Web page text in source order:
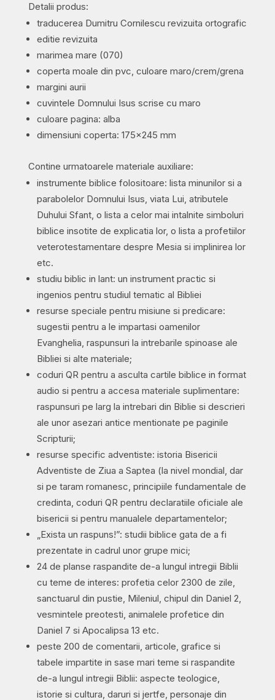
Detalii produs:
traducerea Dumitru Cornilescu revizuita ortografic
editie revizuita
marimea mare (070)
coperta moale din pvc, culoare maro/crem/grena
margini aurii
cuvintele Domnului Isus scrise cu maro
culoare pagina: alba
dimensiuni coperta: 175×245 mm
Contine urmatoarele materiale auxiliare:
instrumente biblice folositoare: lista minunilor si a
parabolelor Domnului Isus, viata Lui, atributele
Duhului Sfant, o lista a celor mai intalnite simboluri
biblice insotite de explicatia lor, o lista a profetiilor
veterotestamentare despre Mesia si implinirea lor
etc.
studiu biblic in lant: un instrument practic si
ingenios pentru studiul tematic al Bibliei
resurse speciale pentru misiune si predicare:
sugestii pentru a le impartasi oamenilor
Evanghelia, raspunsuri la intrebarile spinoase ale
Bibliei si alte materiale;
coduri QR pentru a asculta cartile biblice in format
audio si pentru a accesa materiale suplimentare:
raspunsuri pe larg la intrebari din Biblie si descrieri
ale unor asezari antice mentionate pe paginile
Scripturii;
resurse specific adventiste: istoria Bisericii
Adventiste de Ziua a Saptea (la nivel mondial, dar
si pe taram romanesc, principiile fundamentale de
credinta, coduri QR pentru declaratiile oficiale ale
bisericii si pentru manualele departamentelor;
„Exista un raspuns!”: studii biblice gata de a fi
prezentate in cadrul unor grupe mici;
24 de planse raspandite de-a lungul intregii Biblii
cu teme de interes: profetia celor 2300 de zile,
sanctuarul din pustie, Mileniul, chipul din Daniel 2,
vesmintele preotesti, animalele profetice din
Daniel 7 si Apocalipsa 13 etc.
peste 200 de comentarii, articole, grafice si
tabele impartite in sase mari teme si raspandite
de-a lungul intregii Biblii: aspecte teologice,
istorie si cultura, daruri si jertfe, personaje din